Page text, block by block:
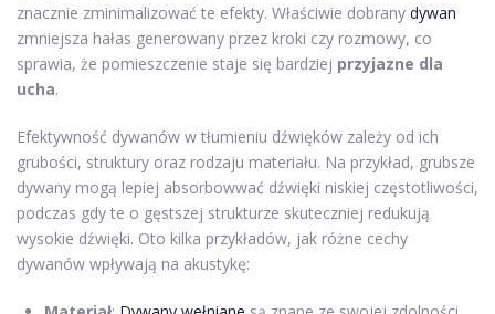
znacznie zminimalizować te efekty. Właściwie dobrany dywan
zmniejsza hałas generowany przez kroki czy rozmowy, co
sprawia, że pomieszczenie staje się bardziej przyjazne dla
ucha.
Efektywność dywanów w tłumieniu dźwięków zależy od ich
grubości, struktury oraz rodzaju materiału. Na przykład, grubsze
dywany mogą lepiej absorbowwać dźwięki niskiej częstotliwości,
podczas gdy te o gęstszej strukturze skuteczniej redukują
wysokie dźwięki. Oto kilka przykładów, jak różne cechy
dywanów wpływają na akustykę: